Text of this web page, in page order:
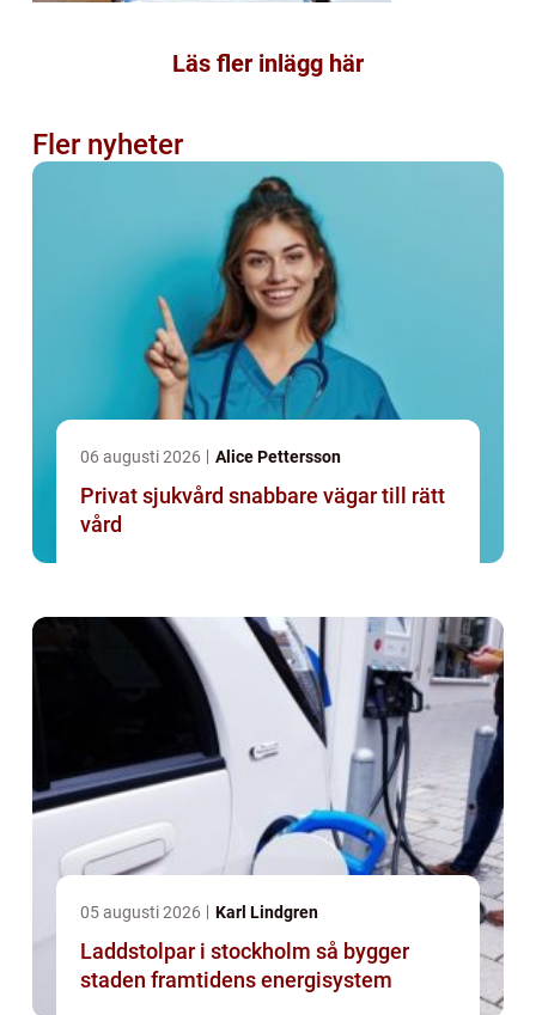
Läs fler inlägg här
Fler nyheter
06 augusti 2026 Alice Pettersson
Privat sjukvård snabbare vägar till rätt
vård
05 augusti 2026 Karl Lindgren
Laddstolpar i stockholm så bygger
staden framtidens energisystem